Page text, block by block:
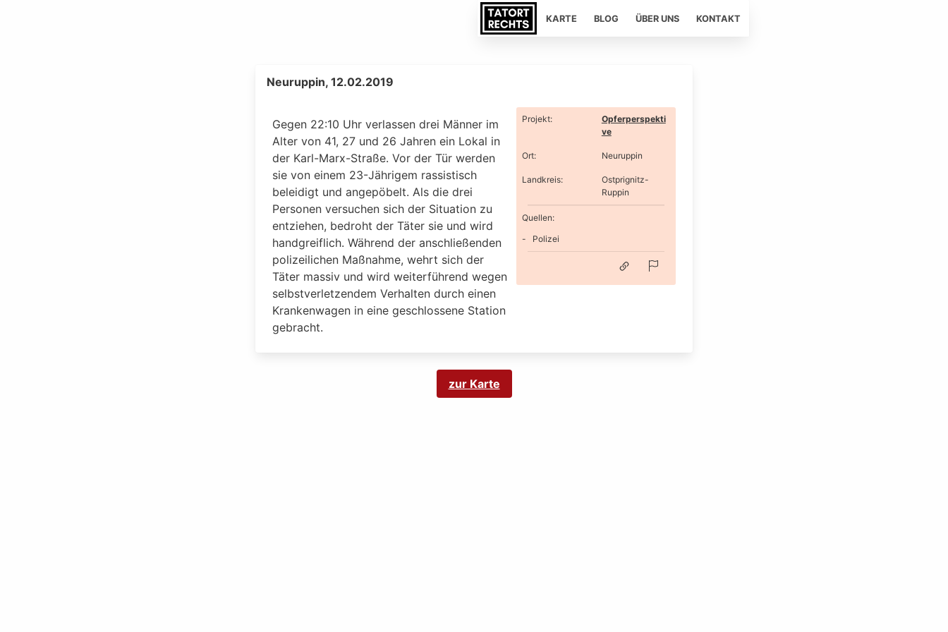
KARTE BLOG ÜBER UNS KONTAKT
Neuruppin, 12.02.2019
Gegen 22:10 Uhr verlassen drei Männer im
Alter von 41, 27 und 26 Jahren ein Lokal in
der Karl-Marx-Straße. Vor der Tür werden
sie von einem 23-Jährigem rassistisch
beleidigt und angepöbelt. Als die drei
Personen versuchen sich der Situation zu
entziehen, bedroht der Täter sie und wird
handgreiflich. Während der anschließenden
polizeilichen Maßnahme, wehrt sich der
Täter massiv und wird weiterführend wegen
selbstverletzendem Verhalten durch einen
Krankenwagen in eine geschlossene Station
gebracht.
Projekt:
Opferperspekti
ve
Ort: Neuruppin
Landkreis:
Ostprignitz-
Ruppin
Quellen:
Polizei
zur Karte